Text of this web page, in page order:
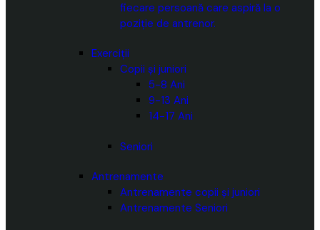
fiecare persoană care aspiră la o
poziție de antrenor.
Exerciții
Copii și juniori
5-8 Ani
9-13 Ani
14-17 Ani
Seniori
Antrenamente
Antrenamente copii și juniori
Antrenamente Seniori